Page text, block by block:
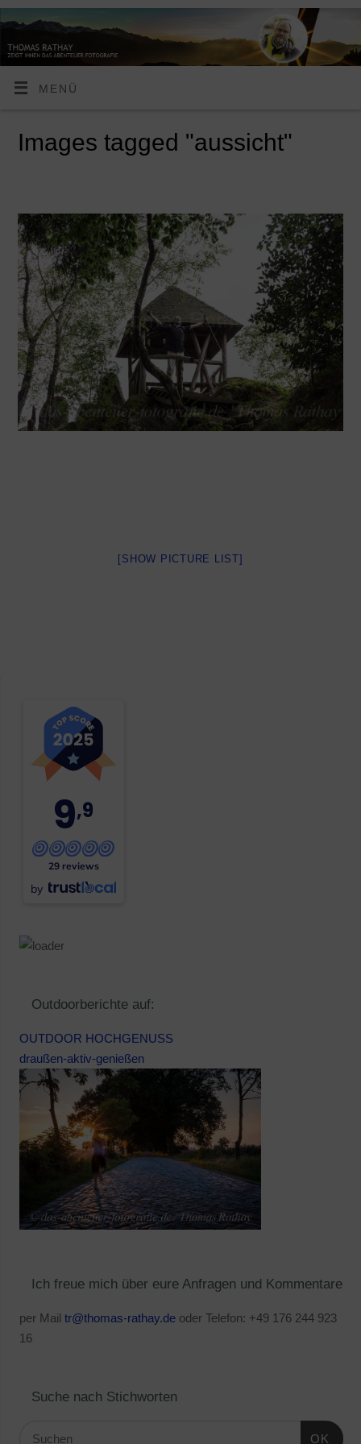
MENÜ
Images tagged "aussicht"
[SHOW PICTURE LIST]
9,9
29 reviews
by
Outdoorberichte auf:
OUTDOOR HOCHGENUSS
draußen-aktiv-genießen
Ich freue mich über eure Anfragen und Kommentare
per Mail tr@thomas-rathay.deoder Telefon: +49 176 244 923
16
Suche nach Stichworten
OK